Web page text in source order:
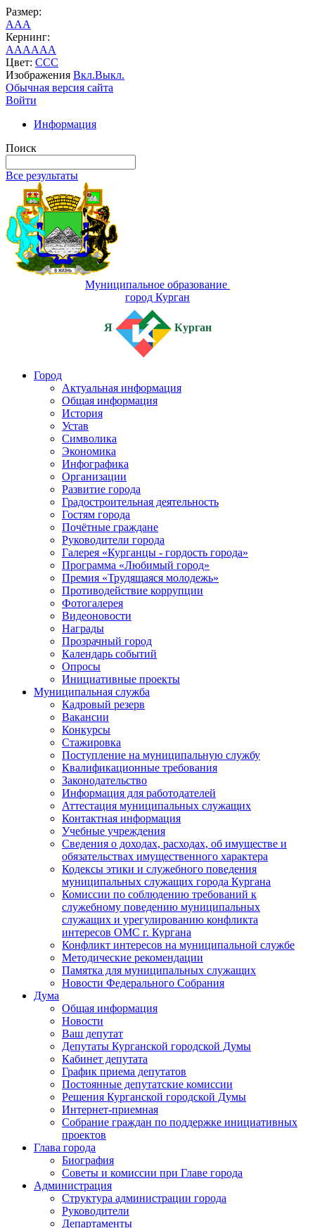
Размер:
AAA
Кернинг:
AAAAAA
Цвет: CCC
Изображения Вкл.Выкл.
Обычная версия сайта
Войти
Информация
Поиск
Все результаты
Муниципальное образование
город Курган
Я Курган
Город
Актуальная информация
Общая информация
История
Устав
Символика
Экономика
Инфографика
Организации
Развитие города
Градостроительная деятельность
Гостям города
Почётные граждане
Руководители города
Галерея «Курганцы - гордость города»
Программа «Любимый город»
Премия «Трудящаяся молодежь»
Противодействие коррупции
Фотогалерея
Видеоновости
Награды
Прозрачный город
Календарь событий
Опросы
Инициативные проекты
Муниципальная служба
Кадровый резерв
Вакансии
Конкурсы
Стажировка
Поступление на муниципальную службу
Квалификационные требования
Законодательство
Информация для работодателей
Аттестация муниципальных служащих
Контактная информация
Учебные учреждения
Сведения о доходах, расходах, об имуществе и
обязательствах имущественного характера
Кодексы этики и служебного поведения
муниципальных служащих города Кургана
Комиссии по соблюдению требований к
служебному поведению муниципальных
служащих и урегулированию конфликта
интересов ОМС г. Кургана
Конфликт интересов на муниципальной службе
Методические рекомендации
Памятка для муниципальных служащих
Новости Федерального Cобрания
Дума
Общая информация
Новости
Ваш депутат
Депутаты Курганской городской Думы
Кабинет депутата
График приема депутатов
Постоянные депутатские комиссии
Решения Курганской городской Думы
Интернет-приемная
Собрание граждан по поддержке инициативных
проектов
Глава города
Биография
Советы и комиссии при Главе города
Администрация
Структура администрации города
Руководители
Департаменты